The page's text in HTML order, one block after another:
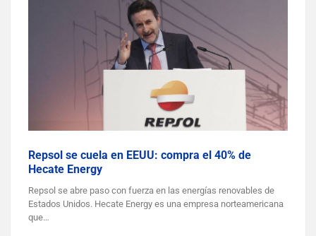
Repsol se cuela en EEUU: compra el 40% de
Hecate Energy
Repsol se abre paso con fuerza en las energías renovables de
Estados Unidos. Hecate Energy es una empresa norteamericana
que…